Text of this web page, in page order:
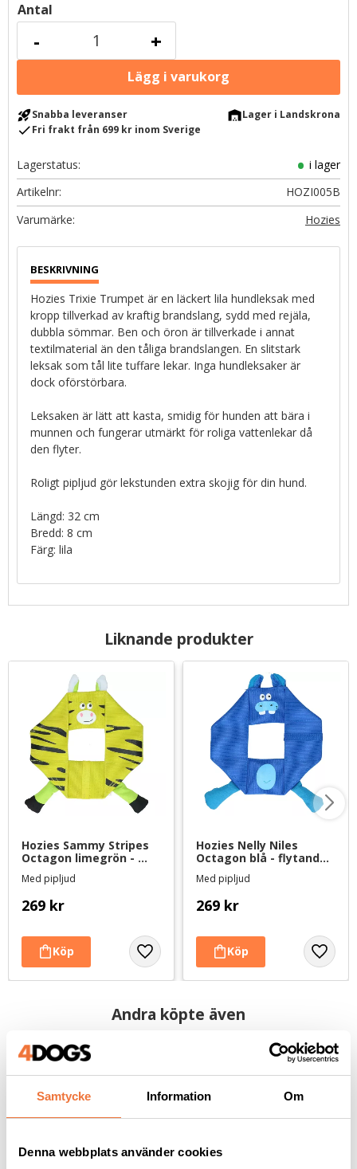
Samtycke Information Om
Denna webbplats använder cookies
Antal
+
-
rocket_launchSnabba leveranser warehouseLager i Landskrona
checkFri frakt från 699 kr inom Sverige
Lagerstatus
i lager
Artikelnr
HOZI005B
Hozies
Hozies Trixie Trumpet är en läckert lila hundleksak med
kropp tillverkad av kraftig brandslang, sydd med rejäla,
dubbla sömmar. Ben och öron är tillverkade i annat
textilmaterial än den tåliga brandslangen. En slitstark
leksak som tål lite tuffare lekar. Inga hundleksaker är
dock oförstörbara.
Leksaken är lätt att kasta, smidig för hunden att bära i
munnen och fungerar utmärkt för roliga vattenlekar då
den flyter.
Roligt pipljud gör lekstunden extra skojig för din hund.
Längd: 32 cm
Bredd: 8 cm
Färg: lila
Liknande produkter
Hozies Sammy Stripes
Octagon limegrön -
hundleksak av
brandslang
Med pipljud
269 kr
Hozies Nelly Niles
Octagon blå - flytande
hundleksak av
brandslang
Med pipljud
269 kr
Andra köpte även